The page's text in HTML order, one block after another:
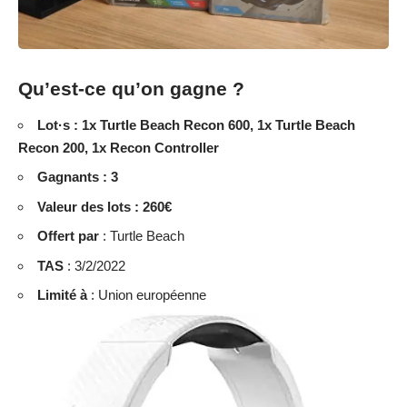
Qu’est-ce qu’on gagne ?
Lot·s : 1x Turtle Beach Recon 600, 1x Turtle Beach
Recon 200, 1x Recon Controller
Gagnants : 3
Valeur des lots : 260€
Offert par : Turtle Beach
TAS : 3/2/2022
Limité à: Union européenne